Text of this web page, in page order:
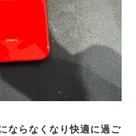
ならなくなり快適に過ご